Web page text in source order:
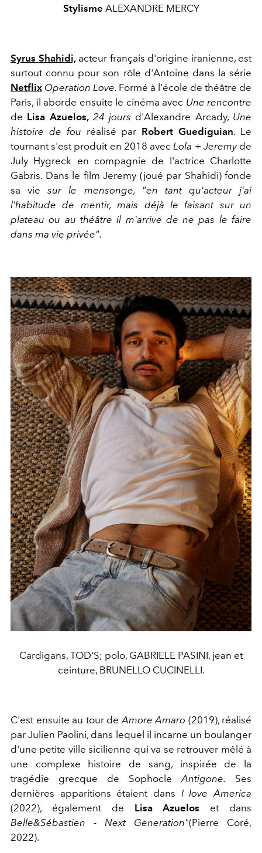
Stylisme ALEXANDRE MERCY
Syrus Shahidi,acteur français d'origine iranienne, est
surtout connu pour son rôle d'Antoine dans la série
Netflix Operation Love. Formé à l'école de théâtre de
Paris, il aborde ensuite le cinéma avec Une rencontre
de Lisa Azuelos, 24 jours d'Alexandre Arcady, Une
histoire de fou réalisé par Robert Guediguian. Le
tournant s'est produit en 2018 avecLola + Jeremy de
July Hygreck en compagnie de l'actrice Charlotte
Gabris. Dans le film Jeremy (joué par Shahidi) fonde
sa viesur le mensonge, "en tant qu'acteur j'ai
l'habitude de mentir, mais déjà le faisant sur un
plateau ou au théâtre il m'arrive de ne pas le faire
dans ma vie privée".
Cardigans, TOD'S; polo, GABRIELE PASINI, jean et
ceinture, BRUNELLO CUCINELLI.
C'est ensuite au tour deAmore Amaro (2019), réalisé
par Julien Paolini, dans lequel il incarne un boulanger
d'une petite ville sicilienne qui va se retrouver mêlé à
une complexe histoire de sang, inspirée de la
tragédie grecque de SophocleAntigone. Ses
dernières apparitions étaient dans I love America
(2022), également de Lisa Azuelos et dans
Belle&Sébastien - Next Generation"(Pierre Coré,
2022).